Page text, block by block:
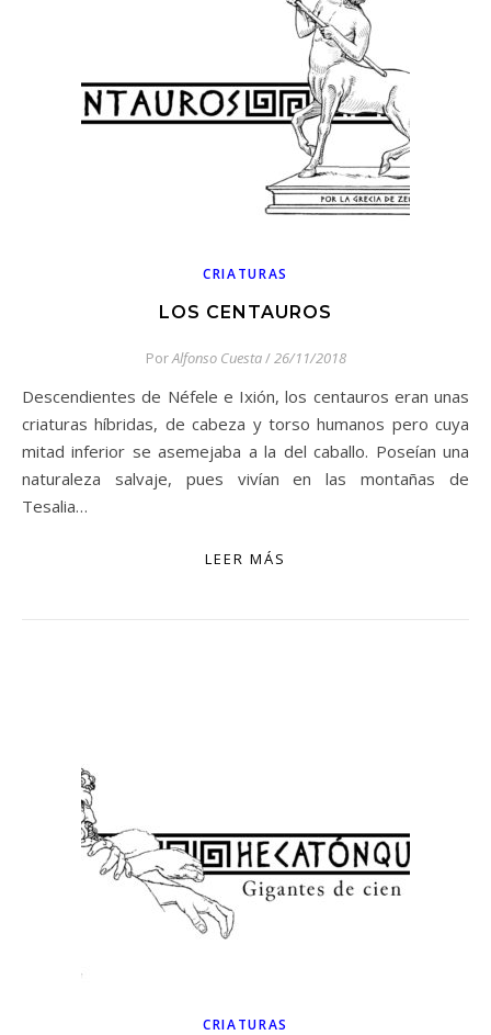
CRIATURAS
LOS CENTAUROS
PorAlfonso Cuesta/26/11/2018
Descendientes de Néfele e Ixión, los centauros eran unas
criaturas híbridas, de cabeza y torso humanos pero cuya
mitad inferior se asemejaba a la del caballo. Poseían una
naturaleza salvaje, pues vivían en las montañas de
Tesalia…
LEER MÁS
CRIATURAS